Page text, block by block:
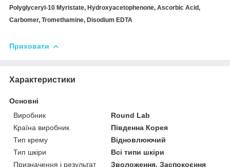
Polyglyceryl-10 Myristate, Hydroxyacetophenone, Ascorbic Acid,
Carbomer, Tromethamine, Disodium EDTA
Приховати
Характеристики
Основні
Виробник
Round Lab
Країна виробник
Південна Корея
Тип крему
Відновлюючий
Тип шкіри
Всі типи шкіри
Призначення і результат
Зволоження, Заспокоєння